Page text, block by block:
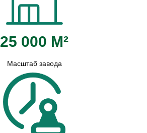
25 000 М²
Масштаб завода